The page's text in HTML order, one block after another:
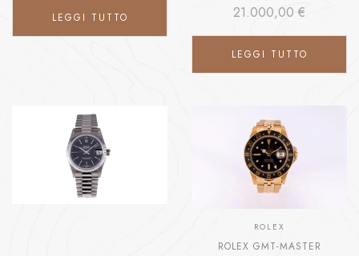
LEGGI TUTTO 21.000,00 €
LEGGI TUTTO
ROLEX
ROLEX GMT-MASTER